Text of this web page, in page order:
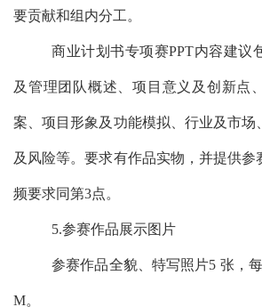
要贡献和组内分工。
商业计划书专项赛PPT内容建议
及管理团队概述、项目意义及创新点
案、项目形象及功能模拟、行业及市场
及风险等。要求有作品实物，并提供参
频要求同第3点。
5.参赛作品展示图片
参赛作品全貌、特写照片5 张，
M。